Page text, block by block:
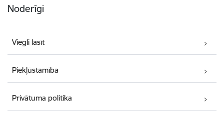
Noderīgi
Viegli lasīt
Piekļūstamība
Privātuma politika